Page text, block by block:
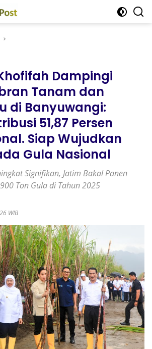
Dampingi
Tanam dan
di Banyuwangi:
51,87 Persen
Siap Wujudkan
Gula Nasional
Signifikan, Jatim Bakal Panen
Ton Gula di Tahun 2025
WIB